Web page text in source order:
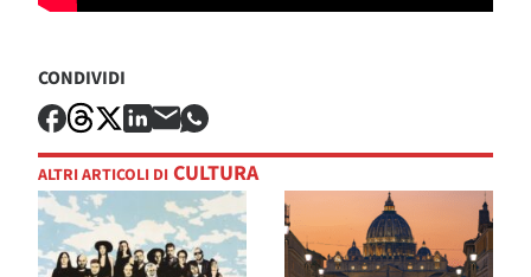
CONDIVIDI
ALTRI ARTICOLI DI CULTURA